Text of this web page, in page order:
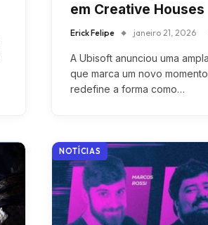
em Creative Houses
Erick Felipe janeiro 21, 2026
A Ubisoft anunciou uma
que marca um novo
redefine a forma como…
NOTÍCIAS